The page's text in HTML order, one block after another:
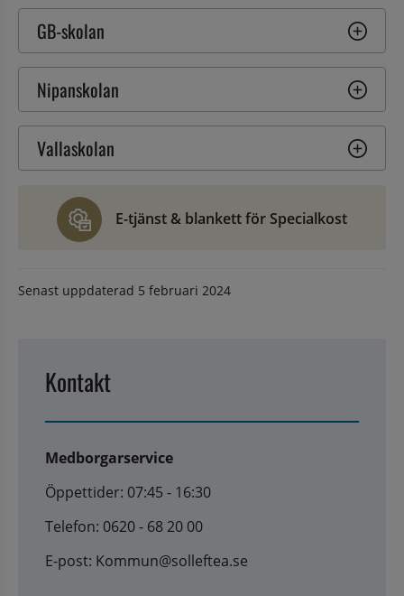
GB-skolan
Nipanskolan
Vallaskolan
E-tjänst & blankett för Specialkost
Senast uppdaterad 5 februari 2024
Kontakt
Medborgarservice
Öppettider: 07:45 - 16:30
Telefon: 0620 - 68 20 00
E-post: Kommun@solleftea.se